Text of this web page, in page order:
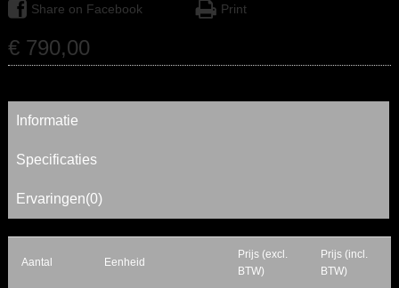
Share on Facebook Print
€ 790,00
Informatie
Specificaties
Ervaringen(0)
Aantal Eenheid
Prijs (excl.
BTW)
Prijs (incl.
BTW)